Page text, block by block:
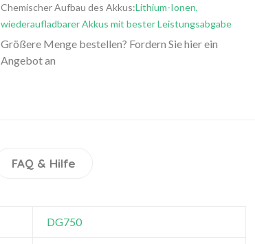
Chemischer Aufbau des Akkus:Lithium-Ionen,
wiederaufladbarer Akkus mit bester Leistungsabgabe
Größere Menge bestellen? Fordern Sie hier ein
Angebot an
FAQ & Hilfe
DG750